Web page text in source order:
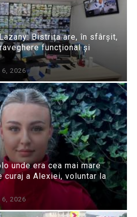
Bistrița are, în sfârșit,
funcțional și
2026
unde era cea mai mare
curaj a Alexiei, voluntar la
2026